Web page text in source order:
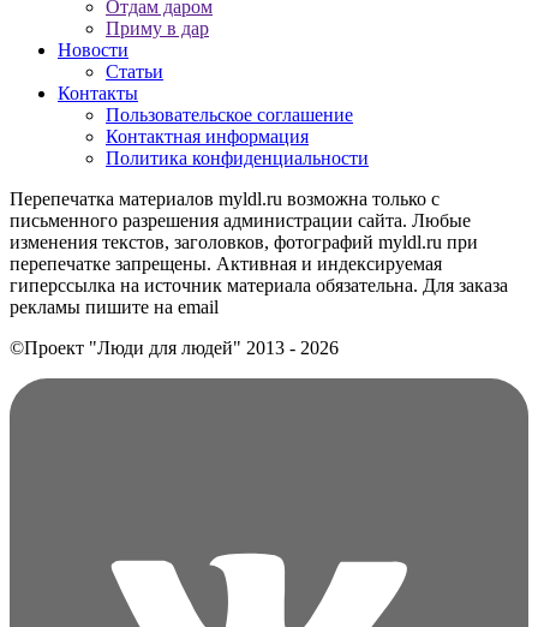
Отдам даром
Приму в дар
Новости
Статьи
Контакты
Пользовательское соглашение
Контактная информация
Политика конфиденциальности
Перепечатка материалов myldl.ru возможна только с
письменного разрешения администрации сайта. Любые
изменения текстов, заголовков, фотографий myldl.ru при
перепечатке запрещены. Активная и индексируемая
гиперссылка на источник материала обязательна. Для заказа
рекламы пишите на еmail
©Проект "Люди для людей" 2013 - 2026